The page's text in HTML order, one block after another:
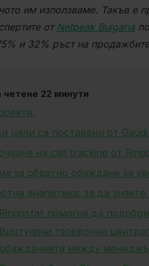
им използваме. Такъв е
от Netpeak Bulgaria
и 32% ръст на
четене 22 минути
цели са поставени от
на call tracking от
за обратно обаждане за
аналитика: за да
помогна да
Виртуална телефонна
обажданията между